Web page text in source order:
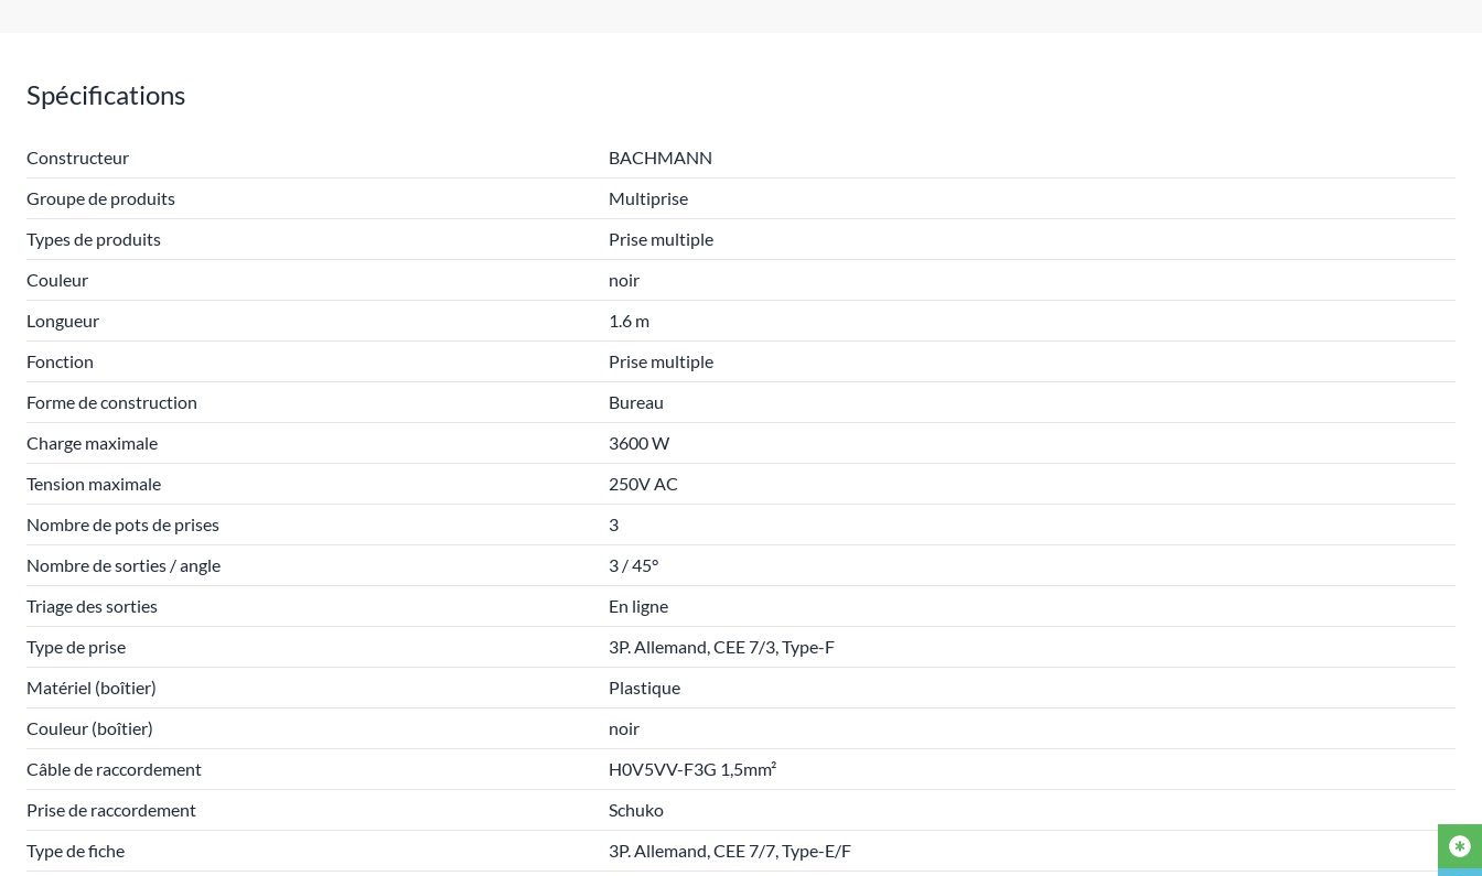
Spécifications
Constructeur
BACHMANN
Groupe de produits
Multiprise
Types de produits
Prise multiple
Couleur
noir
Longueur
1.6 m
Fonction
Prise multiple
Forme de construction
Bureau
Charge maximale
3600 W
Tension maximale
250V AC
Nombre de pots de prises
3
Nombre de sorties / angle
3 / 45°
Triage des sorties
En ligne
Type de prise
3P. Allemand, CEE 7/3, Type-F
Matériel (boîtier)
Plastique
Couleur (boîtier)
noir
Câble de raccordement
H0V5VV-F3G 1,5mm²
Prise de raccordement
Schuko
Type de fiche
3P. Allemand, CEE 7/7, Type-E/F